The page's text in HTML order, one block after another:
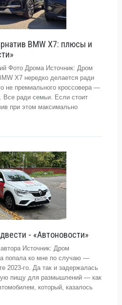
BMW X7: плюсы и
Фото Дрома Источник: Дром
X7 нередко делается ради
не премиального кроссовера —
Все ради семьи. Если стоит
при этом максимально
- «Автоновости»
Источник: Дром
попала ко мне по случаю —
2023-го. Да так и задержалась
пищу для размышлений — как
который, казалось